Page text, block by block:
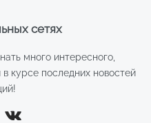
сетях
много интересного,
в курсе последних новостей